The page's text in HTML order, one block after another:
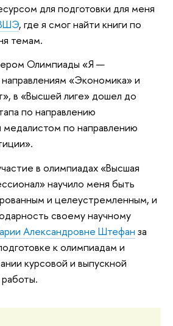
для подготовки для меня
, где я смог найти книги по
темам.
Олимпиады «Я —
«Экономика» и
в «Высшей лиге» дошел до
по направлению
по направлению
в олимпиадах «Высшая
научило меня быть
и целеустремленным, и
своему научному
Александровне Штефан за
к олимпиадам и
курсовой и выпускной